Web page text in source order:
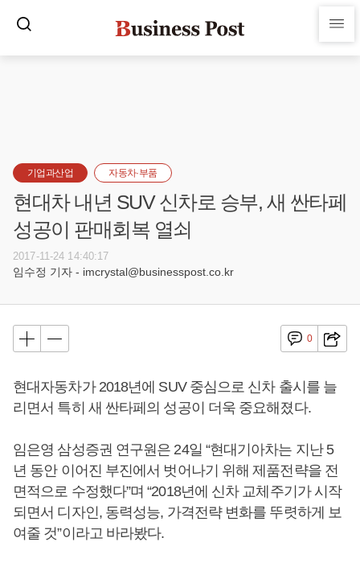
기업과산업 자동차·부품
현대차 내년 SUV 신차로 승부, 새 싼타페
성공이 판매회복 열쇠
2017-11-24 14:40:17
임수정 기자 - imcrystal@businesspost.co.kr
0
현대자동차가 2018년에 SUV 중심으로 신차 출시를 늘
리면서 특히 새 싼타페의 성공이 더욱 중요해졌다.
임은영 삼성증권 연구원은 24일 “현대기아차는 지난 5
년 동안 이어진 부진에서 벗어나기 위해 제품전략을 전
면적으로 수정했다”며 “2018년에 신차 교체주기가 시작
되면서 디자인, 동력성능, 가격전략 변화를 뚜렷하게 보
여줄 것”이라고 바라봤다.